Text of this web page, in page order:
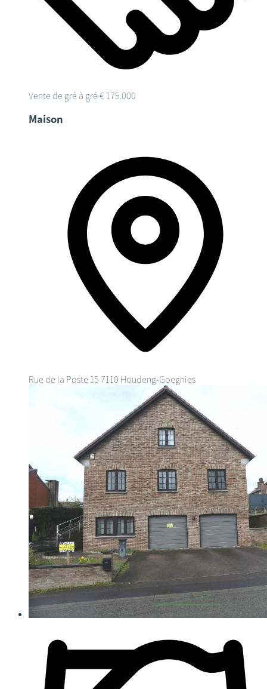
Vente de gré à gré € 175.000
Maison
Rue de la Poste 15 7110 Houdeng-Goegnies